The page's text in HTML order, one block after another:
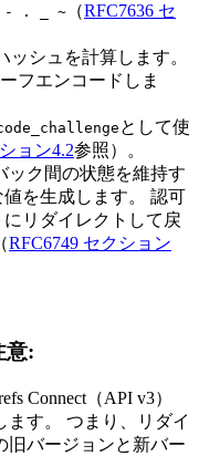
- . _ ~ （RFC7636 セ
ッシュを計算します。
フエンコードしま
として使
ョン4.2参照）。
ック間の状態を維持す
を生成します。 認可
リダイレクトして戻
RFC6749 セクション
意:
Connect（API v3）
ます。 つまり、リダイ
旧バージョンと新バー